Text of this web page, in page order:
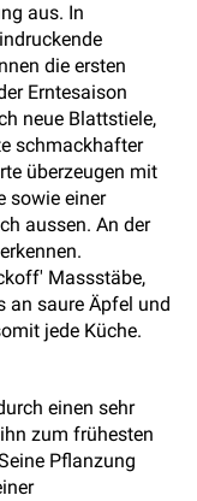
aus. In
die ersten
Erntesaison
neue Blattstiele,
schmackhafter
überzeugen mit
sowie einer
aussen. An der
Massstäbe,
an saure Äpfel und
jede Küche.
einen sehr
zum frühesten
Pflanzung